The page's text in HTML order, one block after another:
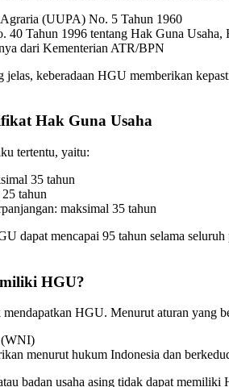
(UUPA) No. 5 Tahun 1960
40 Tahun 1996 tentang Hak Guna
dari Kementerian ATR/BPN
jelas, keberadaan HGU memberikan
Hak Guna Usaha
tertentu, yaitu:
35 tahun
tahun
maksimal 35 tahun
dapat mencapai 95 tahun selama
HGU?
HGU. Menurut aturan yang
(WNI)
menurut hukum Indonesia dan
badan usaha asing tidak dapat memiliki